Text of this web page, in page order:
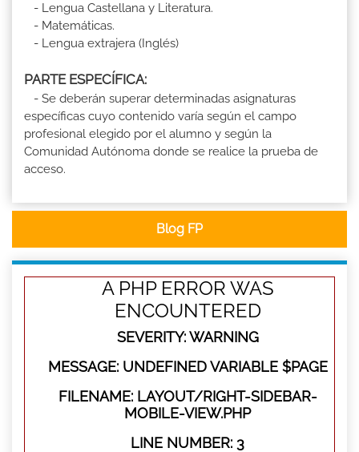
- Lengua Castellana y Literatura.
- Matemáticas.
- Lengua extrajera (Inglés)
PARTE ESPECÍFICA:
- Se deberán superar determinadas asignaturas
específicas cuyo contenido varía según el campo
profesional elegido por el alumno y según la
Comunidad Autónoma donde se realice la prueba de
acceso.
Blog FP
A PHP ERROR WAS
ENCOUNTERED
SEVERITY: WARNING
MESSAGE: UNDEFINED VARIABLE $PAGE
FILENAME: LAYOUT/RIGHT-SIDEBAR-
MOBILE-VIEW.PHP
LINE NUMBER: 3